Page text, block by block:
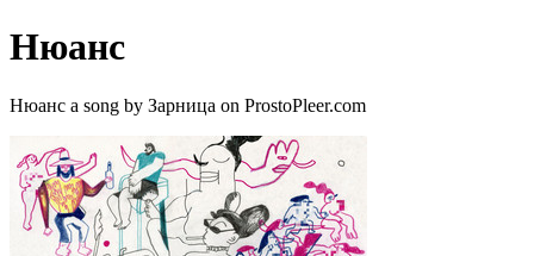
Нюанс
Нюанс a song by Зарница on ProstoPleer.com